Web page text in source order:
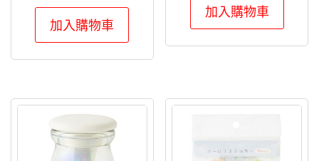
加入購物車
加入購物車